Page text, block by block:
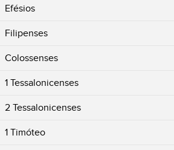
Efésios
Filipenses
Colossenses
1 Tessalonicenses
2 Tessalonicenses
1 Timóteo